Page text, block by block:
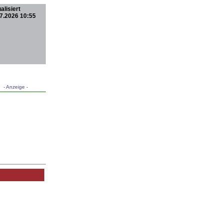
10:55
- Anzeige -